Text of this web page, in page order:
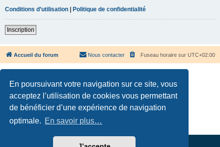
En poursuivant votre navigation sur ce site, vous
acceptez l’utilisation de cookies vous permettant
de bénéficier d’une expérience de navigation
optimale. En savoir plus…
Conditions d’utilisation
Politique de confidentialité
Inscription
Accueil du forum Fuseau horaire sur UTC+02:00
Nous contacter
Développé parphpBB® Forum Software © phpBB Limited
Confidentialité